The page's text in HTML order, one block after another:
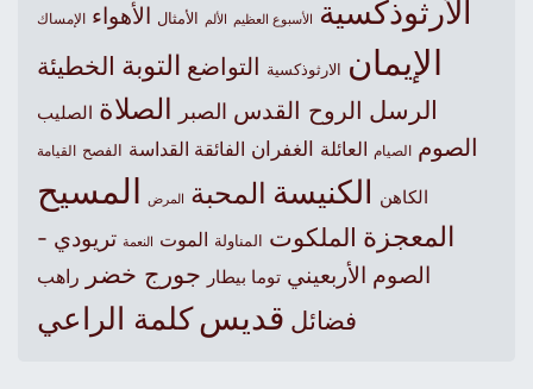
الأرثوذكسية الأسبوع العظيم الألم الأمثال الأهواء الإمساك
الإيمان الارثوذكسية التواضع التوبة الخطيئة
الرسل الروح القدس الصبر الصلاة الصليب
الصوم الصيام العائلة الغفران الفائقة القداسة الفصح القيامة
الكاهن الكنيسةالمحبة المرض المسيح
المعجزة الملكوت المناولة الموت النعمة تريودي -
الصوم الأربعيني توما بيطار جورج خضر راهب
فضائل قديس كلمة الراعي